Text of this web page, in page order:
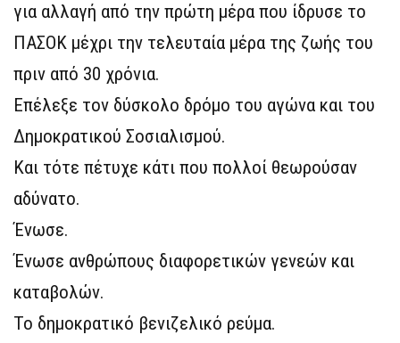
για αλλαγή από την πρώτη μέρα που ίδρυσε το
ΠΑΣΟΚ μέχρι την τελευταία μέρα της ζωής του
πριν από 30 χρόνια.
Επέλεξε τον δύσκολο δρόμο του αγώνα και του
Δημοκρατικού Σοσιαλισμού.
Και τότε πέτυχε κάτι που πολλοί θεωρούσαν
αδύνατο.
Ένωσε.
Ένωσε ανθρώπους διαφορετικών γενεών και
καταβολών.
Το δημοκρατικό βενιζελικό ρεύμα.